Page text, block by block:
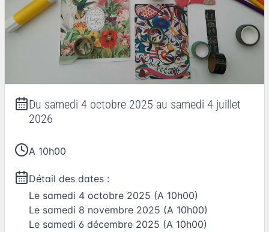
Du samedi 4 octobre 2025 au samedi 4 juillet
2026
A 10h00
Détail des dates :
Le samedi 4 octobre 2025 (A 10h00)
Le samedi 8 novembre 2025 (A 10h00)
Le samedi 6 décembre 2025 (A 10h00)